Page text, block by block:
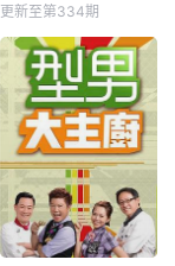
更新至第334期